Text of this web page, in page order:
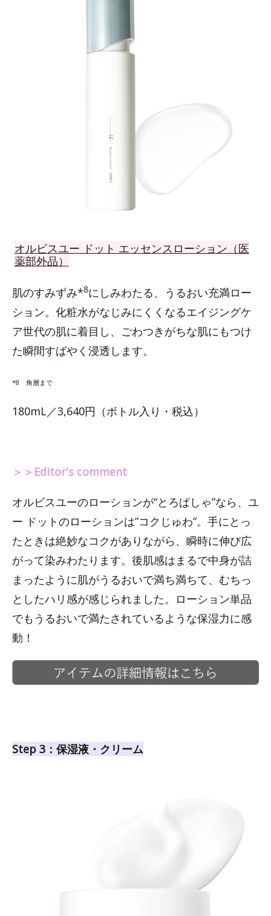
オルビスユー ドット エッセンスローション（医
薬部外品）
肌のすみずみ*8にしみわたる、うるおい充満ロー
ション。化粧水がなじみにくくなるエイジングケ
ア世代の肌に着目し、ごわつきがちな肌にもつけ
た瞬間すばやく浸透します。
*8 角層まで
180mL／3,640円（ボトル入り・税込）
＞＞Editor's comment
オルビスユーのローションが“とろぱしゃ”なら、ユ
ー ドットのローションは”コクじゅわ”。手にとっ
たときは絶妙なコクがありながら、瞬時に伸び広
がって染みわたります。後肌感はまるで中身が詰
まったように肌がうるおいで満ち満ちて、むちっ
としたハリ感が感じられました。ローション単品
でもうるおいで満たされているような保湿力に感
動！
Step 3：保湿液・クリーム